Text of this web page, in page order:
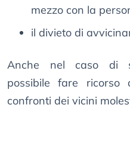
mezzo con la
il divieto di
Anche nel caso di
possibile fare ricorso
confronti dei vicini